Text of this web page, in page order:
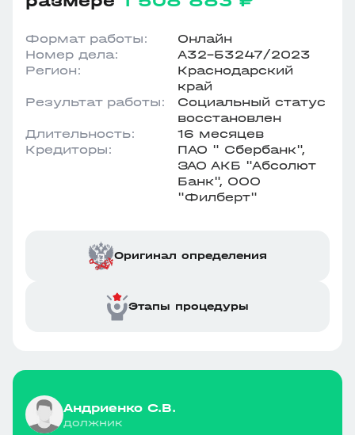
Формат работы:
Онлайн
Номер дела:
А32-53247/2023
Регион:
Краснодарский
край
Результат работы:
Социальный статус
восстановлен
Длительность:
16 месяцев
Кредиторы:
ПАО " Сбербанк",
ЗАО АКБ "Абсолют
Банк", ООО
"Филберт"
Оригинал определения
Этапы процедуры
Андриенко С.В.
должник